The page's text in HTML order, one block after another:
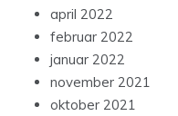
april 2022
februar 2022
januar 2022
november 2021
oktober 2021